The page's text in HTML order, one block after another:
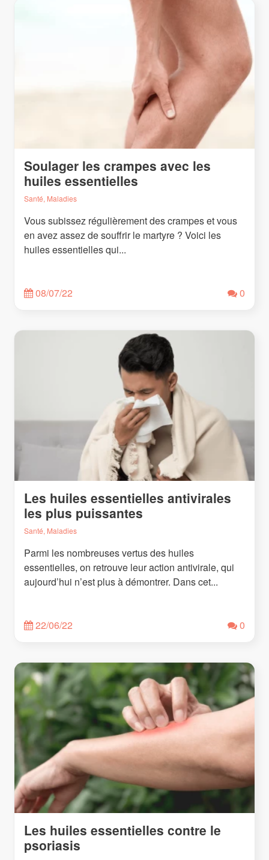
Soulager les crampes avec les
huiles essentielles
Santé, Maladies
Vous subissez régulièrement des crampes et vous
en avez assez de souffrir le martyre ? Voici les
huiles essentielles qui...
08/07/22 0
Les huiles essentielles antivirales
les plus puissantes
Santé, Maladies
Parmi les nombreuses vertus des huiles
essentielles, on retrouve leur action antivirale, qui
aujourd’hui n’est plus à démontrer. Dans cet...
22/06/22 0
Les huiles essentielles contre le
psoriasis